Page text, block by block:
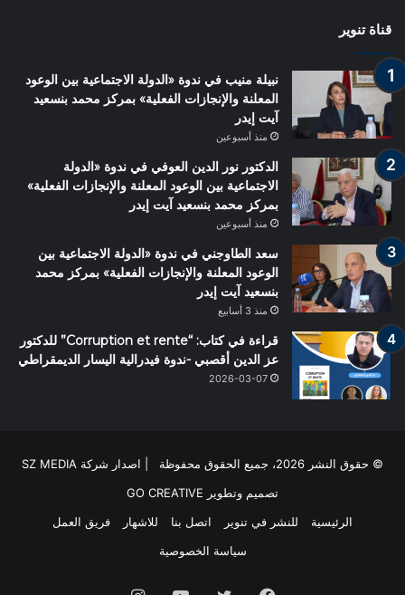
قناة تنوير
نبيلة منيب في ندوة «الدولة الاجتماعية بين الوعود
المعلنة والإنجازات الفعلية» بمركز محمد بنسعيد
آيت إيدر
منذ أسبوعين
الدكتور نور الدين العوفي في ندوة «الدولة
الاجتماعية بين الوعود المعلنة والإنجازات الفعلية»
بمركز محمد بنسعيد آيت إيدر
منذ أسبوعين
سعد الطاوجني في ندوة «الدولة الاجتماعية بين
الوعود المعلنة والإنجازات الفعلية» بمركز محمد
بنسعيد آيت إيدر
منذ 3 أسابيع
قراءة في كتاب: “Corruption et rente” للدكتور
عز الدين أقصبي -ندوة فيدرالية اليسار الديمقراطي
2026-03-07
© حقوق النشر 2026، جميع الحقوق محفوظة | اصدار شركة SZ MEDIA
تصميم وتطوير GO CREATIVE
الرئيسية
للنشر في تنوير اتصل بنا للاشهار
فريق العمل
سياسة الخصوصية